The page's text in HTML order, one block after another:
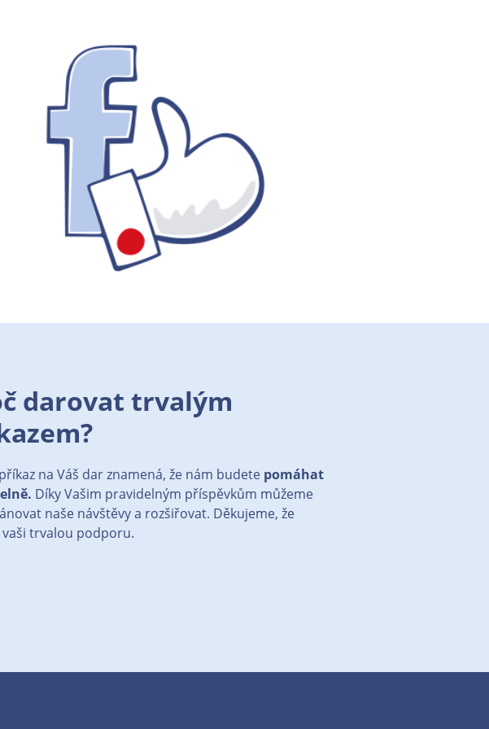
darovat trvalým
na Váš dar znamená, že nám budete pomáhat
Díky Vašim pravidelným příspěvkům můžeme
naše návštěvy a rozšiřovat. Děkujeme, že
vaši trvalou podporu.